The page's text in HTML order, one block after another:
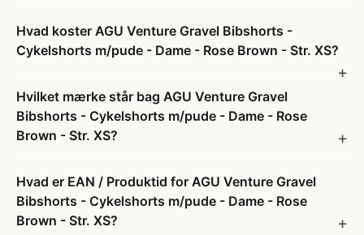
Hvad koster AGU Venture Gravel Bibshorts -
Cykelshorts m/pude - Dame - Rose Brown - Str. XS?
Hvilket mærke står bag AGU Venture Gravel
Bibshorts - Cykelshorts m/pude - Dame - Rose
Brown - Str. XS?
Hvad er EAN / Produktid for AGU Venture Gravel
Bibshorts - Cykelshorts m/pude - Dame - Rose
Brown - Str. XS?